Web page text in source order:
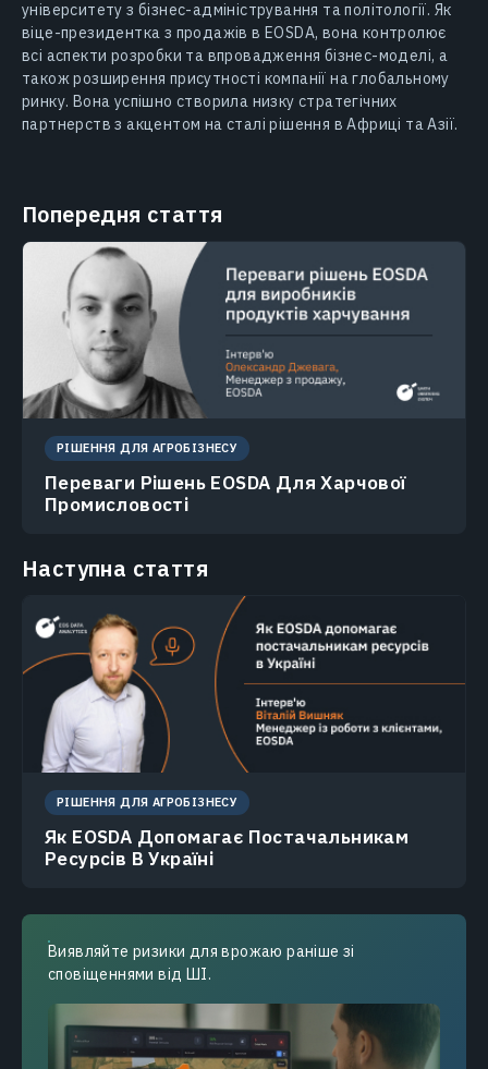
університету з бізнес-адміністрування та політології. Як
віце-президентка з продажів в EOSDA, вона контролює
всі аспекти розробки та впровадження бізнес-моделі, а
також розширення присутності компанії на глобальному
ринку. Вона успішно створила низку стратегічних
партнерств з акцентом на сталі рішення в Африці та Азії.
Попередня стаття
РІШЕННЯ ДЛЯ АГРОБІЗНЕСУ
Переваги Рішень EOSDA Для Харчової
Промисловості
Наступна стаття
РІШЕННЯ ДЛЯ АГРОБІЗНЕСУ
Як EOSDA Допомагає Постачальникам
Ресурсів В Україні
Виявляйте ризики для врожаю раніше зі
сповіщеннями від ШІ.